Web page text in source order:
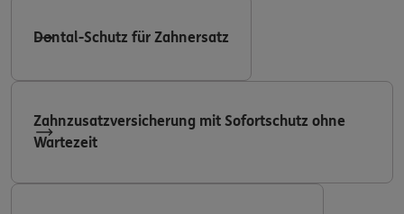
Dental-Schutz für Zahnersatz
Zahnzusatzversicherung mit Sofortschutz ohne
Wartezeit